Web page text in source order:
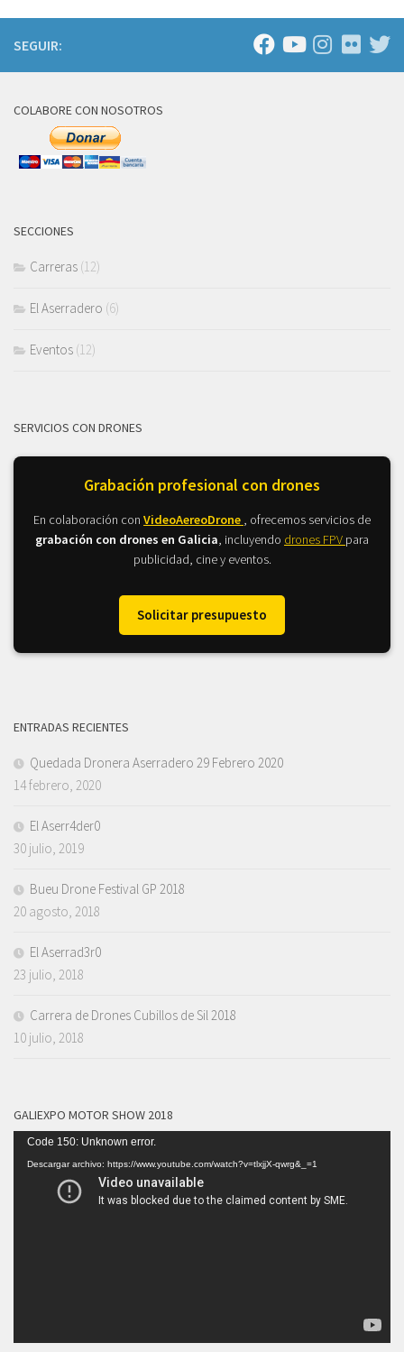
SEGUIR:
COLABORE CON NOSOTROS
SECCIONES
Carreras (12)
El Aserradero (6)
Eventos (12)
SERVICIOS CON DRONES
Grabación profesional con drones
En colaboración con VideoAereoDrone , ofrecemos servicios de
grabación con drones en Galicia, incluyendo drones FPV para
publicidad, cine y eventos.
Solicitar presupuesto
ENTRADAS RECIENTES
Quedada Dronera Aserradero 29 Febrero 2020
14 febrero, 2020
El Aserr4der0
30 julio, 2019
Bueu Drone Festival GP 2018
20 agosto, 2018
El Aserrad3r0
23 julio, 2018
Carrera de Drones Cubillos de Sil 2018
10 julio, 2018
GALIEXPO MOTOR SHOW 2018
Reproductor
Code 150: Unknown error.
Descargar archivo: https://www.youtube.com/watch?v=tlxjjX-qwrg&_=1